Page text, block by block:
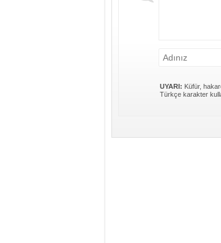
UYARI: Küfür,
Türkçe karakter